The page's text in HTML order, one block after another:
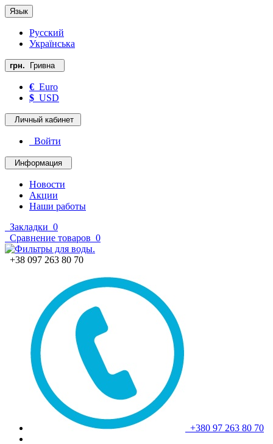
Язык
Русский
Українська
грн. Гривна
€ Euro
$ USD
Личный кабинет
Войти
Информация
Новости
Акции
Наши работы
Закладки 0
Сравнение товаров 0
+38 097 263 80 70
+380 97 263 80 70